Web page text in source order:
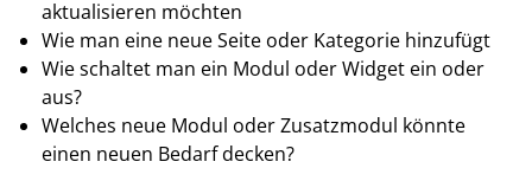
aktualisieren möchten
Wie man eine neue Seite oder Kategorie hinzufügt
Wie schaltet man ein Modul oder Widget ein oder
aus?
Welches neue Modul oder Zusatzmodul könnte
einen neuen Bedarf decken?